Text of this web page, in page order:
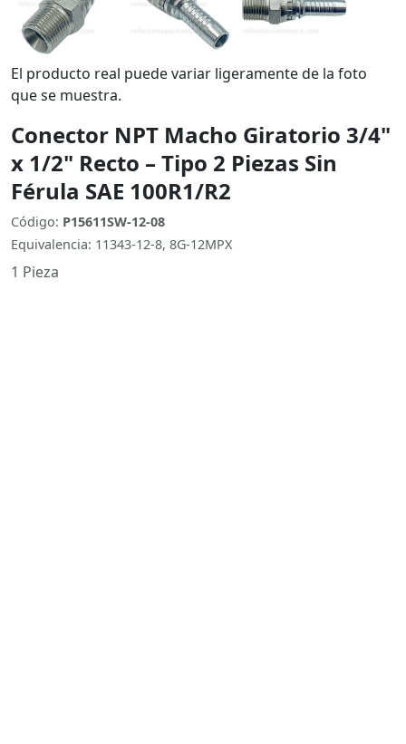
El producto real puede variar ligeramente de la foto
que se muestra.
Conector NPT Macho Giratorio 3/4"
x 1/2" Recto – Tipo 2 Piezas Sin
Férula SAE 100R1/R2
Código: P15611SW-12-08
Equivalencia: 11343-12-8, 8G-12MPX
1 Pieza